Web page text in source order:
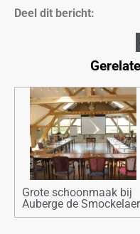
Deel dit bericht:
Grote schoonmaak bij
Auberge de Smockelaer